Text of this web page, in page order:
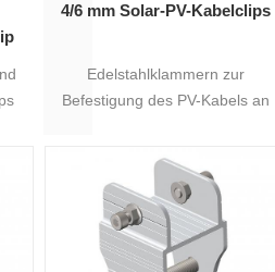
4/6 mm Solar-PV-Kabelclips
Edelstahlklammern zur
Befestigung des PV-Kabels an